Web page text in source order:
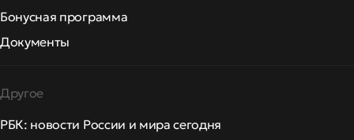
Бонусная программа
Документы
Другое
РБК: новости России и мира сегодня